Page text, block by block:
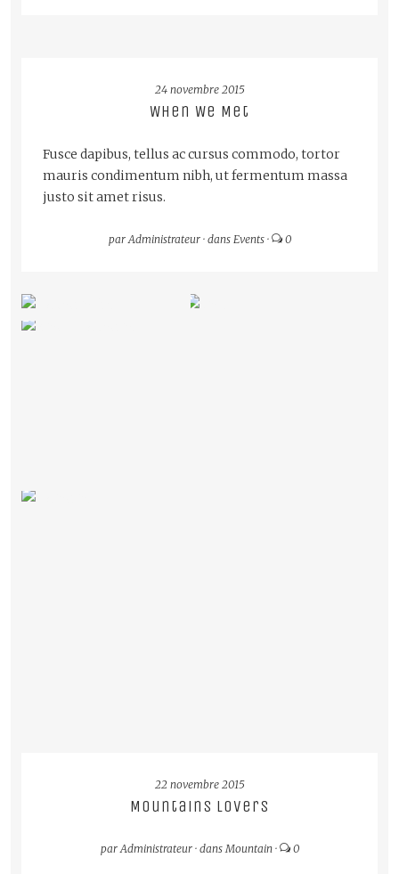
24 novembre 2015
When We Met
Fusce dapibus, tellus ac cursus commodo, tortor
mauris condimentum nibh, ut fermentum massa
justo sit amet risus.
parAdministrateur· dans Events· 0
22 novembre 2015
Mountains Lovers
parAdministrateur· dansMountain· 0